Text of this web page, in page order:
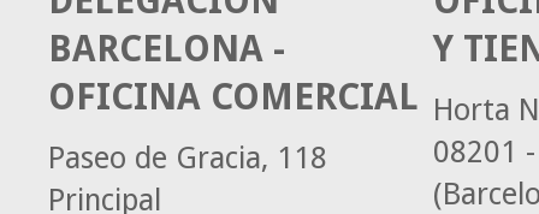
Y
Horta
08201
BARCELONA -
OFICINA COMERCIAL
Paseo de Gracia, 118
Principal